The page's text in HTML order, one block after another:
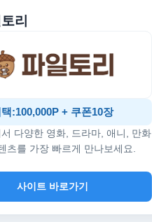
리
:100,000P + 쿠폰10장
다양한 영화, 드라마, 애니, 만화
츠를 가장 빠르게 만나보세요.
사이트 바로가기